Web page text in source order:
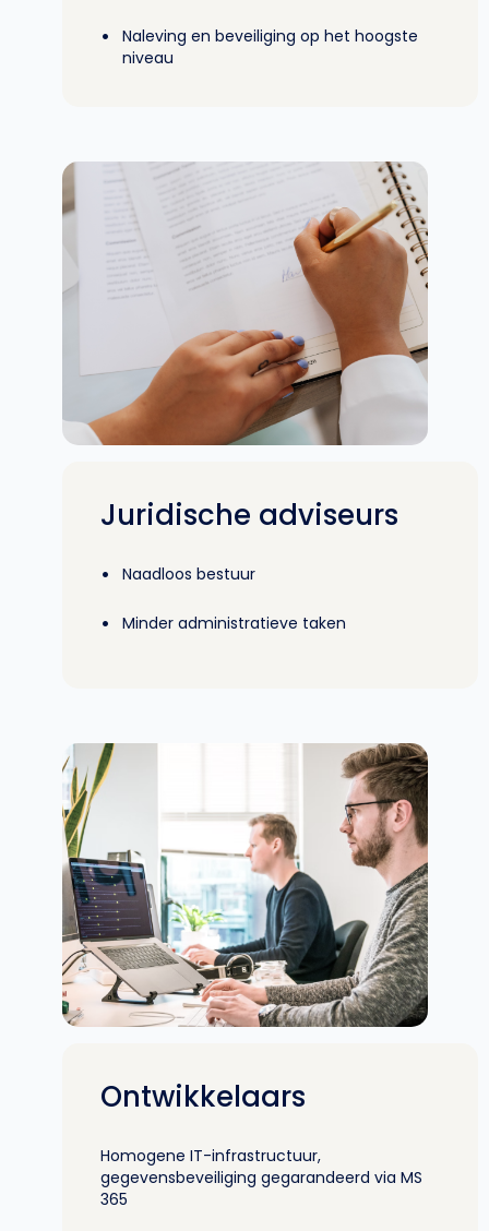
•
Naleving en beveiliging op het hoogste
niveau
Juridische adviseurs
• Naadloos bestuur
• Minder administratieve taken
Ontwikkelaars
Homogene IT-infrastructuur,
gegevensbeveiliging gegarandeerd via MS
365